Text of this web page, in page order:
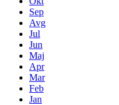
Sep
Avg
Jul
Jun
Maj
Apr
Mar
Feb
Jan